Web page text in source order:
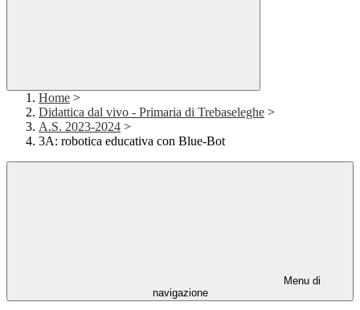
Home >
Didattica dal vivo - Primaria di Trebaseleghe >
A.S. 2023-2024 >
3A: robotica educativa con Blue-Bot
Menu di
navigazione